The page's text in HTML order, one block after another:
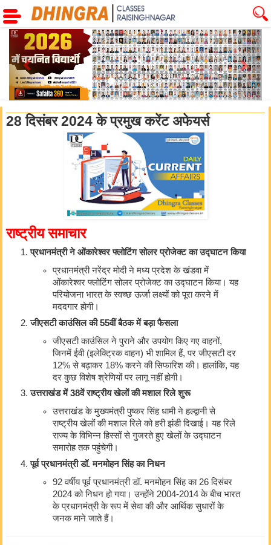
Previous Next
28 दिसंबर 2024 के प्रमुख करेंट अफेयर्स
राष्ट्रीय समाचार
प्रधानमंत्री ने ओंकारेश्वर फ्लोटिंग सोलर प्रोजेक्ट का उद्घाटन किया
प्रधानमंत्री नरेंद्र मोदी ने मध्य प्रदेश के खंडवा में
ओंकारेश्वर फ्लोटिंग सोलर प्रोजेक्ट का उद्घाटन किया। यह
परियोजना भारत के स्वच्छ ऊर्जा लक्ष्यों को पूरा करने में
मददगार होगी।
जीएसटी काउंसिल की 55वीं बैठक में बड़ा फैसला
जीएसटी काउंसिल ने पुराने और उपयोग किए गए वाहनों,
जिनमें ईवी (इलेक्ट्रिक वाहन) भी शामिल हैं, पर जीएसटी दर
12% से बढ़ाकर 18% करने की सिफारिश की। हालांकि, यह
दर कुछ विशेष श्रेणियों पर लागू नहीं होगी।
उत्तराखंड में 38वें राष्ट्रीय खेलों की मशाल रिले शुरू
उत्तराखंड के मुख्यमंत्री पुष्कर सिंह धामी ने हल्द्वानी से
राष्ट्रीय खेलों की मशाल रिले को हरी झंडी दिखाई। यह रिले
राज्य के विभिन्न हिस्सों से गुजरते हुए खेलों के उद्घाटन
समारोह तक पहुंचेगी।
पूर्व प्रधानमंत्री डॉ. मनमोहन सिंह का निधन
92 वर्षीय पूर्व प्रधानमंत्री डॉ. मनमोहन सिंह का 26 दिसंबर
2024 को निधन हो गया। उन्होंने 2004-2014 के बीच भारत
के प्रधानमंत्री के रूप में सेवा की और आर्थिक सुधारों के
जनक माने जाते हैं।